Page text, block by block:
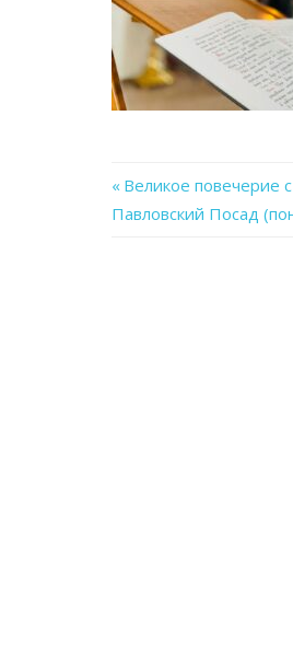
Навигация
Previous
Post:
Великое повечерие
Павловский Посад